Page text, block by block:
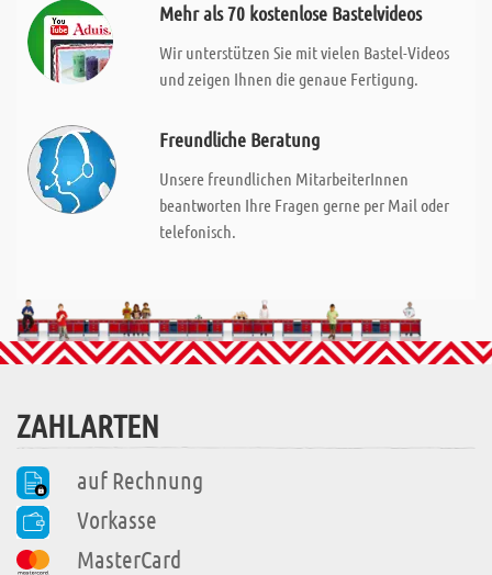
Mehr als 70 kostenlose Bastelvideos
Wir unterstützen Sie mit vielen Bastel-Videos
und zeigen Ihnen die genaue Fertigung.
Freundliche Beratung
Unsere freundlichen MitarbeiterInnen
beantworten Ihre Fragen gerne per Mail oder
telefonisch.
ZAHLARTEN
auf Rechnung
Vorkasse
MasterCard